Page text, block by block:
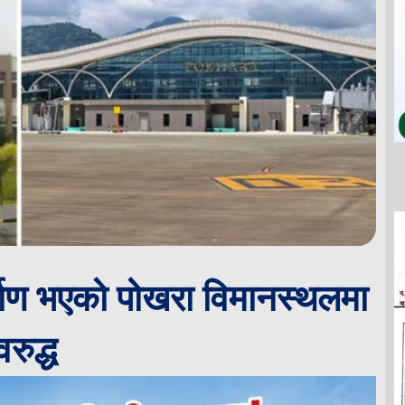
भएको पोखरा विमानस्थलमा